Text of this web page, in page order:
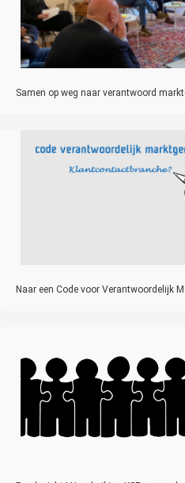
Samen op weg naar verantwoord
Naar een Code voor Verantwoordelijk